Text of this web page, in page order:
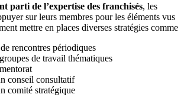
parti de l’expertise des franchisés, les
sur leurs membres pour les éléments vus
mettre en places diverses stratégies comme
rencontres périodiques
de travail thématiques
conseil consultatif
comité stratégique